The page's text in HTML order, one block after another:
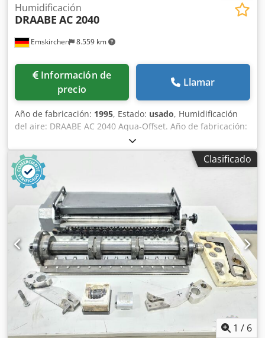
Emskirchen 8.559 km
Humidificación
DRAABE AC 2040
Información de
precio
Llamar
Año de fabricación: 1995, Estado: usado, Humidificación
del aire: DRAABE AC 2040 Aqua-Offset. Año de fabricación:
1995. Número de serie: 20. Inspección por vídeo en línea a
través de Skype. Nos complacería mucho su visita;
tenemos más máquinas en stock. Dkedeh Ax Sgepfx Af Hjr
Disponible inmediatamente; se puede inspeccionar. En
stock en Emskirchen/Núremberg; se puede probar.
Clasificado
1 / 6